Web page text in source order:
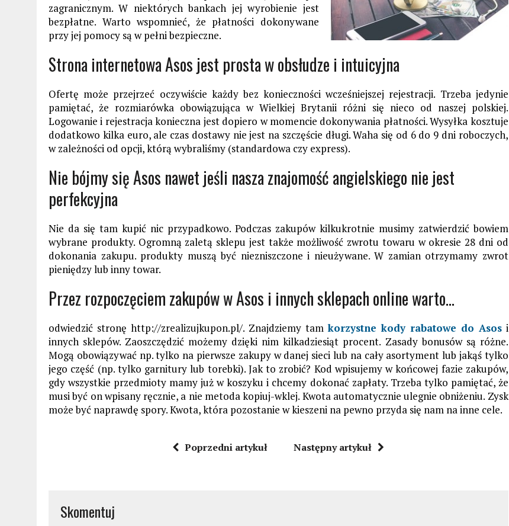
zagranicznym. W niektórych bankach jej wyrobienie jest
bezpłatne. Warto wspomnieć, że płatności dokonywane
przy jej pomocy są w pełni bezpieczne.
Strona internetowa Asos jest prosta w obsłudze i intuicyjna
Ofertę może przejrzeć oczywiście każdy bez konieczności wcześniejszej rejestracji. Trzeba jedynie
pamiętać, że rozmiarówka obowiązująca w Wielkiej Brytanii różni się nieco od naszej polskiej.
Logowanie i rejestracja konieczna jest dopiero w momencie dokonywania płatności. Wysyłka kosztuje
dodatkowo kilka euro, ale czas dostawy nie jest na szczęście długi. Waha się od 6 do 9 dni roboczych,
w zależności od opcji, którą wybraliśmy (standardowa czy express).
Nie bójmy się Asos nawet jeśli nasza znajomość angielskiego nie jest
perfekcyjna
Nie da się tam kupić nic przypadkowo. Podczas zakupów kilkukrotnie musimy zatwierdzić bowiem
wybrane produkty. Ogromną zaletą sklepu jest także możliwość zwrotu towaru w okresie 28 dni od
dokonania zakupu. produkty muszą być niezniszczone i nieużywane. W zamian otrzymamy zwrot
pieniędzy lub inny towar.
Przez rozpoczęciem zakupów w Asos i innych sklepach online warto…
odwiedzić stronę http://zrealizujkupon.pl/. Znajdziemy tamkorzystne kody rabatowe do Asosi
innych sklepów. Zaoszczędzić możemy dzięki nim kilkadziesiąt procent. Zasady bonusów są różne.
Mogą obowiązywać np. tylko na pierwsze zakupy w danej sieci lub na cały asortyment lub jakąś tylko
jego część (np. tylko garnitury lub torebki). Jak to zrobić? Kod wpisujemy w końcowej fazie zakupów,
gdy wszystkie przedmioty mamy już w koszyku i chcemy dokonać zapłaty. Trzeba tylko pamiętać, że
musi być on wpisany ręcznie, a nie metoda kopiuj-wklej. Kwota automatycznie ulegnie obniżeniu. Zysk
może być naprawdę spory. Kwota, która pozostanie w kieszeni na pewno przyda się nam na inne cele.
Poprzedni artykuł Następny artykuł
Skomentuj